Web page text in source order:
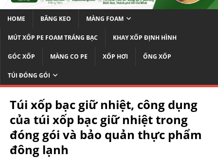
HOME BĂNG KEO MÀNG FOAM
MÚT XỐP PE FOAM TRÁNG BẠC KHAY XỐP ĐỊNH HÌNH
GÓC XỐP MÀNG CO PE XỐP HƠI ỐNG XỐP
TÚI ĐÓNG GÓI
Túi xốp bạc giữ nhiệt, công dụng
của túi xốp bạc giữ nhiệt trong
đóng gói và bảo quản thực phẩm
đông lạnh